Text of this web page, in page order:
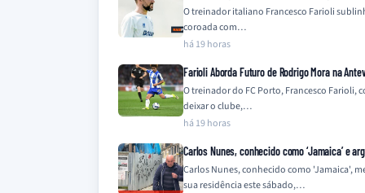
O treinador italiano Francesco Farioli
coroada com…
há 19 horas
Farioli Aborda Futuro de Rodrigo Mora na
O treinador do FC Porto, Francesco Farioli,
deixar o clube,…
há 19 horas
Carlos Nunes, conhecido como ‘Jamaica’ e
Carlos Nunes, conhecido como 'Jamaica',
sua residência este sábado,…